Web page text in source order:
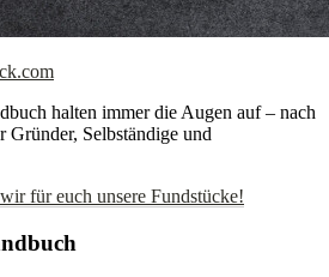
halten immer die Augen auf – nach
Selbständige und
für euch unsere Fundstücke!